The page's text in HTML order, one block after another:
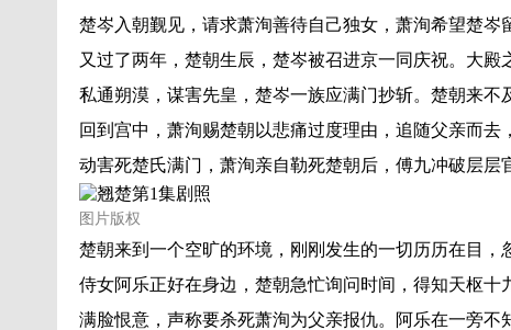
楚岑入朝觐见，请求萧洵善待自己独女，萧洵希望楚岑
又过了两年，楚朝生辰，楚岑被召进京一同庆祝。大
私通朔漠，谋害先皇，楚岑一族应满门抄斩。楚朝来不
回到宫中，萧洵赐楚朝以悲痛过度理由，追随父亲而
动害死楚氏满门，萧洵亲自勒死楚朝后，傅九冲破层层
图片版权
楚朝来到一个空旷的环境，刚刚发生的一切历历在目，
侍女阿乐正好在身边，楚朝急忙询问时间，得知天枢
满脸恨意，声称要杀死萧洵为父亲报仇。阿乐在一旁不